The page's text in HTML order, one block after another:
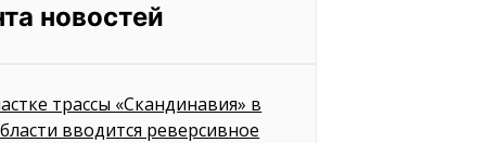
новостей
трассы «Скандинавия» в
вводится реверсивное